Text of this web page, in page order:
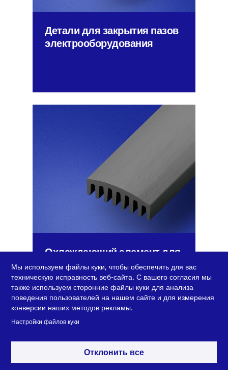
Детали для закрытия пазов
электрооборудования
Охлаждающий элемент для
LED
Развернуть, чтобы увидеть больше
Мы используем файлы куки, чтобы обеспечить для вас
техническую исправность веб-сайта. С вашего согласия мы
также используем сторонние файлы куки для анализа
поведения пользователей на нашем сайте и для измерения
конверсии наших методов рекламы.
Настройки файлов куки
Отклонить все